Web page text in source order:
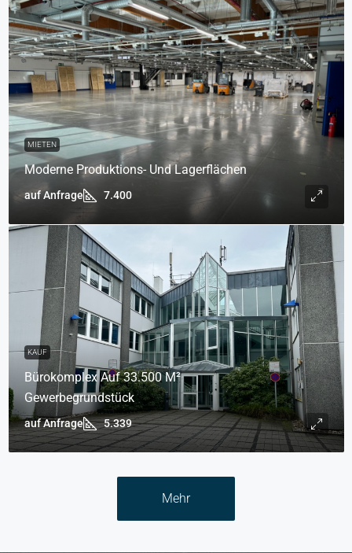
MIETEN
Moderne Produktions- Und Lagerflächen
auf Anfrage 7.400
KAUF
Bürokomplex Auf 33.500 M²
Gewerbegrundstück
auf Anfrage 5.339
Mehr